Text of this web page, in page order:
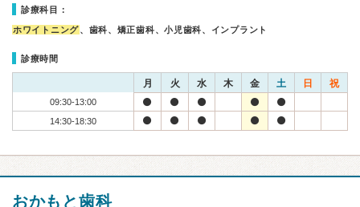
診療科目：
ホワイトニング、歯科、矯正歯科、小児歯科、インプラント
診療時間
月 火 水 木 金 土 日 祝
09:30-13:00
14:30-18:30
おかもと歯科